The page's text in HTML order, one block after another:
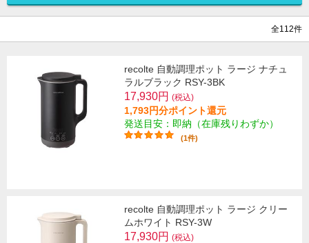
全112件
recolte 自動調理ポット ラージ ナチュ
ラルブラック RSY-3BK
17,930円 (税込)
1,793円分ポイント還元
発送目安：即納（在庫残りわずか）
(1件)
recolte 自動調理ポット ラージ クリー
ムホワイト RSY-3W
17,930円 (税込)